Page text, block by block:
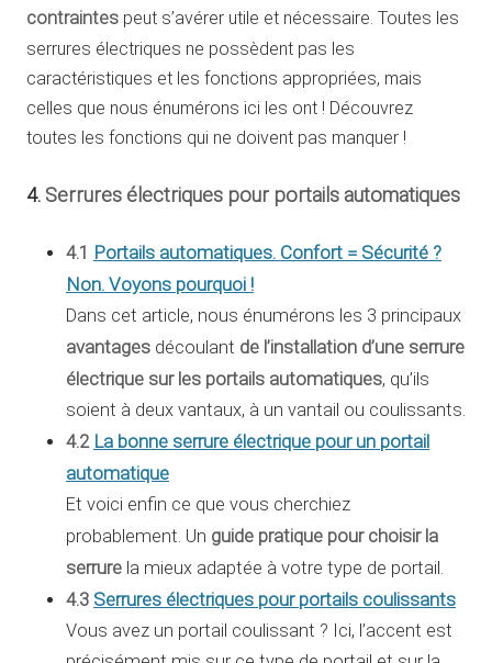
contraintes peut s’avérer utile et nécessaire. Toutes les
serrures électriques ne possèdent pas les
caractéristiques et les fonctions appropriées, mais
celles que nous énumérons ici les ont ! Découvrez
toutes les fonctions qui ne doivent pas manquer !
4. Serrures électriques pour portails automatiques
4.1 Portails automatiques. Confort = Sécurité ?
Non. Voyons pourquoi !
Dans cet article, nous énumérons les 3 principaux
avantages découlant de l’installation d’une serrure
électrique sur les portails automatiques, qu’ils
soient à deux vantaux, à un vantail ou coulissants.
4.2 La bonne serrure électrique pour un portail
automatique
Et voici enfin ce que vous cherchiez
probablement. Un guide pratique pour choisir la
serrure la mieux adaptée à votre type de portail.
4.3 Serrures électriques pour portails coulissants
Vous avez un portail coulissant ? Ici, l’accent est